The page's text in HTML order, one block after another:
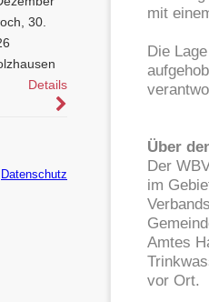
mit
Die
Über
Der
im
Amtes
vor Ort.